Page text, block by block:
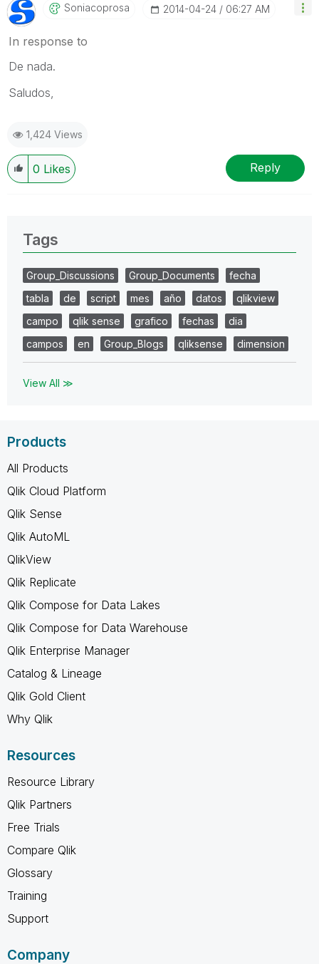
Soniacoprosa ‎2014-04-24 06:27 AM
In response to
De nada.
Saludos,
1,424 Views
0 Likes Reply
Tags
Group_Discussions Group_Documents
fecha
tabla
de script mes año datos
qlikview
campo
qlik sense grafico fechas
dia
campos
en Group_Blogs qliksense dimension
View All ≫
Products
All Products
Qlik Cloud Platform
Qlik Sense
Qlik AutoML
QlikView
Qlik Replicate
Qlik Compose for Data Lakes
Qlik Compose for Data Warehouse
Qlik Enterprise Manager
Catalog & Lineage
Qlik Gold Client
Why Qlik
Resources
Resource Library
Qlik Partners
Free Trials
Compare Qlik
Glossary
Training
Support
Company